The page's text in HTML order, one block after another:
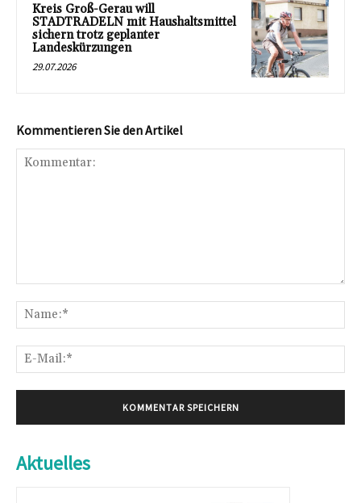
Kreis Groß-Gerau will
STADTRADELN mit Haushaltsmittel
sichern trotz geplanter
Landeskürzungen
29.07.2026
Kommentieren Sie den Artikel
Aktuelles